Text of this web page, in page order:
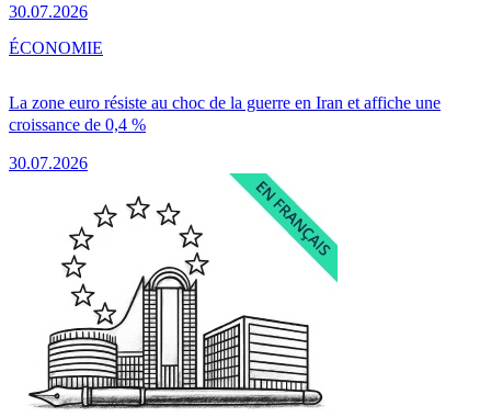
30.07.2026
La zone euro résiste au choc de la guerre en Iran et affiche une
croissance de 0,4 %
30.07.2026
ÉCONOMIE